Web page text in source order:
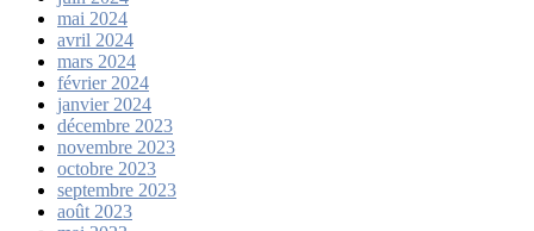
mai 2024
avril 2024
mars 2024
février 2024
janvier 2024
décembre 2023
novembre 2023
octobre 2023
septembre 2023
août 2023